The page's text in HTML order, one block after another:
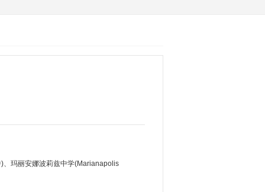
玛丽安娜波莉兹中学(Marianapolis